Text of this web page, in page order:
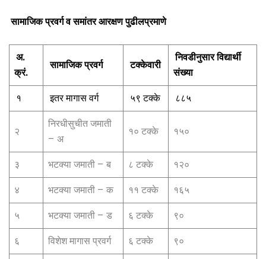
सामाजिक प्रवर्ग व समांतर आरक्षण पुढीलप्रमाणे
अ.
क्रं.
सामाजिक प्रवर्ग टक्केवारी
निवडीनुसार विद्यार्थी
संख्या
१
इतर मागास वर्ग ५९ टक्के ८८५
२
निरधीसुचीत जमाती
– अ
१० टक्के १५०
३ भटक्या जमाती – ब ८ टक्के
१२०
४
भटक्या जमाती – क ११ टक्के
१६५
५
भटक्या जमाती – ड ६ टक्के
९०
६
विशेश मागास प्रवर्ग ६ टक्के ९०